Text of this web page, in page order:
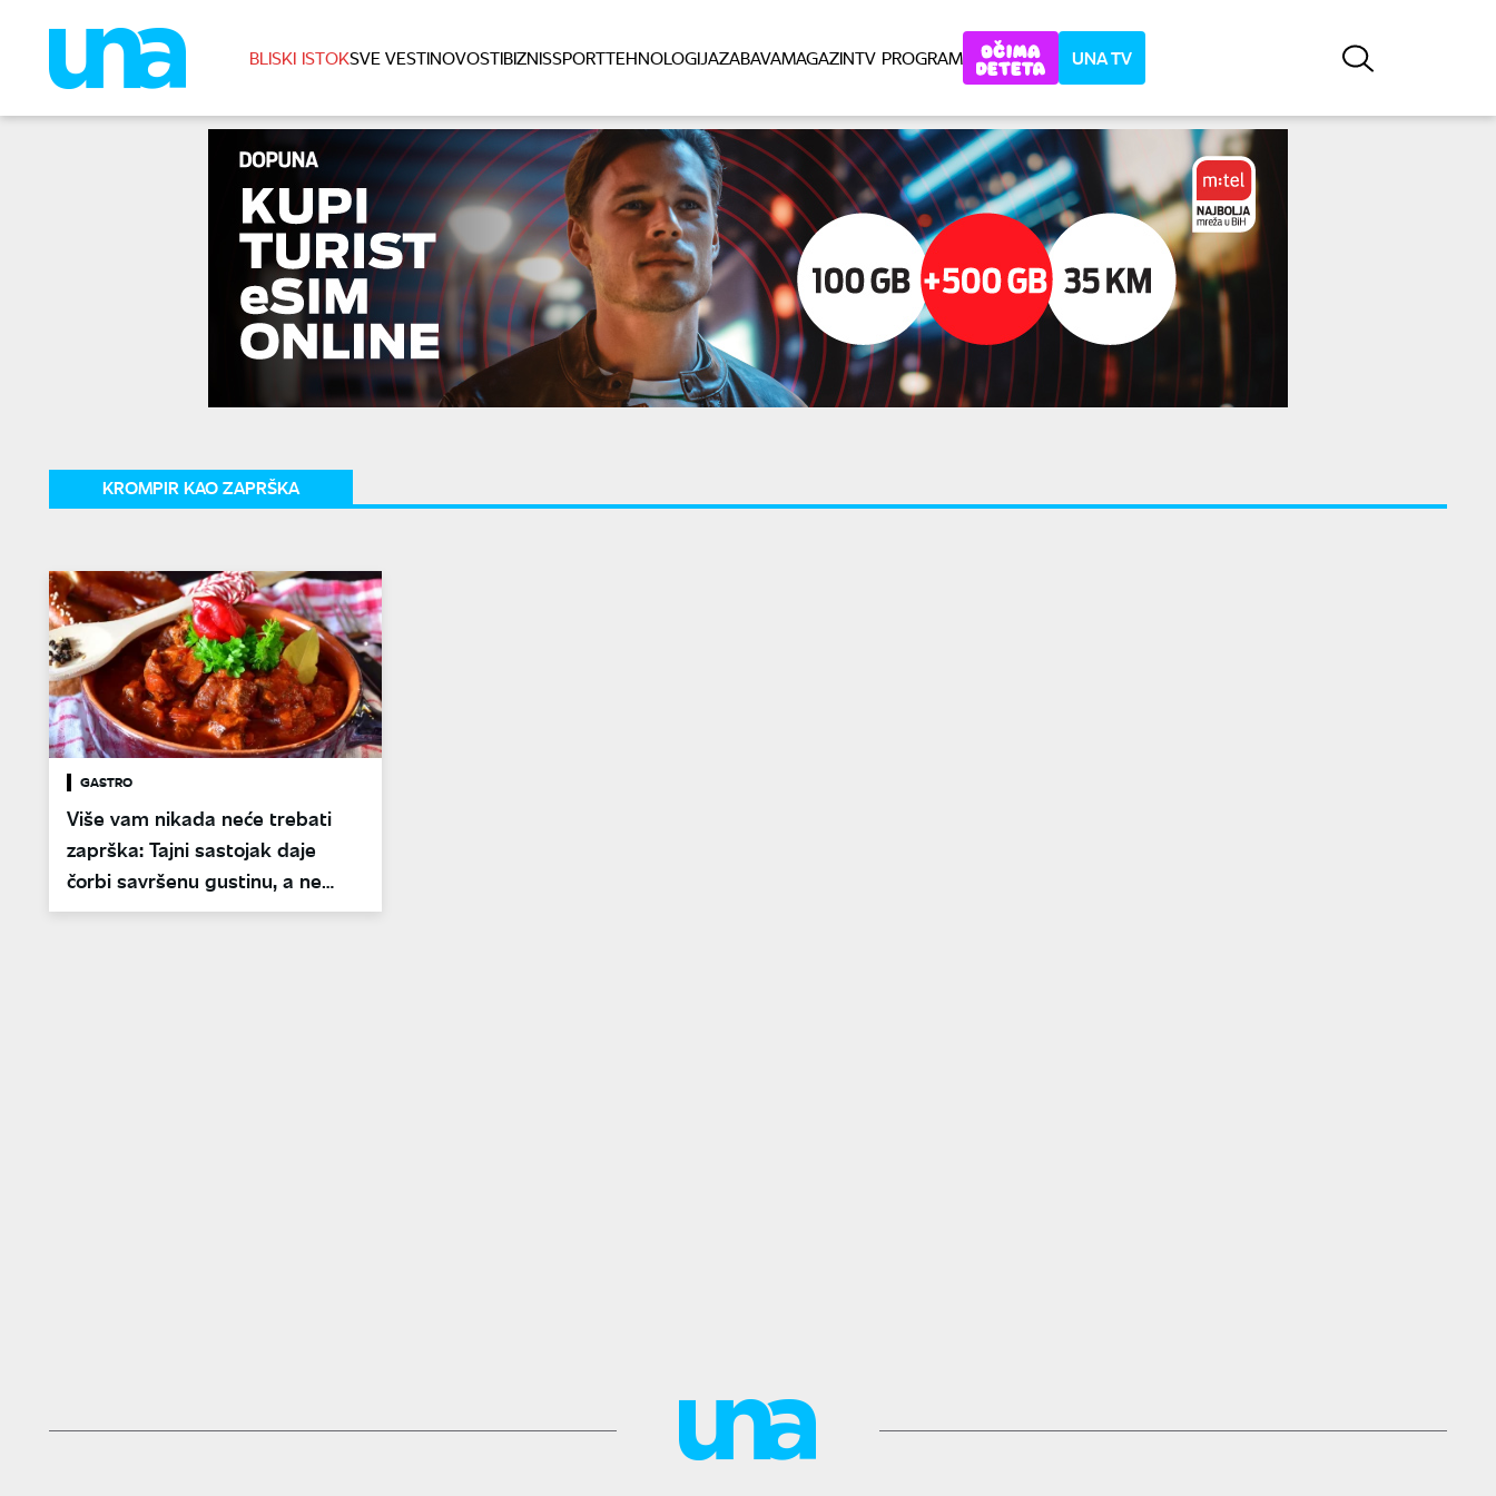
BLISKI ISTOKSVE VESTINOVOSTIBIZNISSPORTTEHNOLOGIJAZABAVAMAGAZINTV PROGRAM UNA TV
KROMPIR KAO ZAPRŠKA
GASTRO
Više vam nikada neće trebati
zaprška: Tajni sastojak daje
čorbi savršenu gustinu, a ne
menja ukus